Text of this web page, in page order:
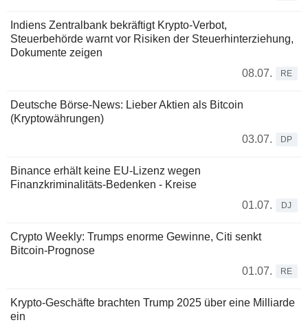
Indiens Zentralbank bekräftigt Krypto-Verbot,
Steuerbehörde warnt vor Risiken der Steuerhinterziehung,
Dokumente zeigen
08.07.
RE
Deutsche Börse-News: Lieber Aktien als Bitcoin
(Kryptowährungen)
03.07.
DP
Binance erhält keine EU-Lizenz wegen
Finanzkriminalitäts-Bedenken - Kreise
01.07.
DJ
Crypto Weekly: Trumps enorme Gewinne, Citi senkt
Bitcoin-Prognose
01.07.
RE
Krypto-Geschäfte brachten Trump 2025 über eine Milliarde
ein